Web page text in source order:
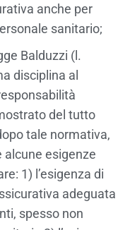
anche per
sanitario;
Balduzzi (l.
disciplina al
del tutto
tale normativa,
esigenze
1) l’esigenza di
adeguata
spesso non